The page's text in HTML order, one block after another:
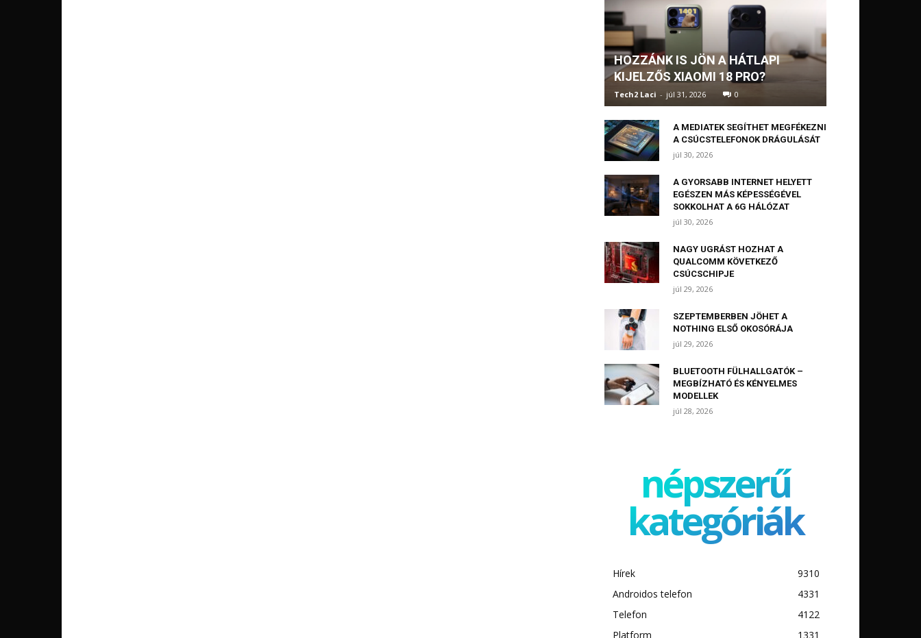
HOZZÁNK IS JÖN A HÁTLAPI
KIJELZŐS XIAOMI 18 PRO?
Tech2 Laci - júl 31, 2026 0
A MEDIATEK SEGÍTHET MEGFÉKEZNI
A CSÚCSTELEFONOK DRÁGULÁSÁT
júl 30, 2026
A GYORSABB INTERNET HELYETT
EGÉSZEN MÁS KÉPESSÉGÉVEL
SOKKOLHAT A 6G HÁLÓZAT
júl 30, 2026
NAGY UGRÁST HOZHAT A
QUALCOMM KÖVETKEZŐ
CSÚCSCHIPJE
júl 29, 2026
SZEPTEMBERBEN JÖHET A
NOTHING ELSŐ OKOSÓRÁJA
júl 29, 2026
BLUETOOTH FÜLHALLGATÓK –
MEGBÍZHATÓ ÉS KÉNYELMES
MODELLEK
júl 28, 2026
népszerű
kategóriák
Hírek
9310
Androidos telefon
4331
Telefon
4122
Platform
1331